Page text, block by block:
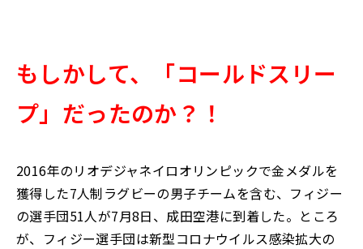
もしかして、「コールドスリー
プ」だったのか？！
2016年のリオデジャネイロオリンピックで金メダルを
獲得した7人制ラグビーの男子チームを含む、フィジー
の選手団51人が7月8日、成田空港に到着した。ところ
が、フィジー選手団は新型コロナウイルス感染拡大の